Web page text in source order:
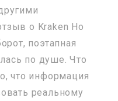
о Kraken Но
поэтапная
по душе. Что
что информация
реальному